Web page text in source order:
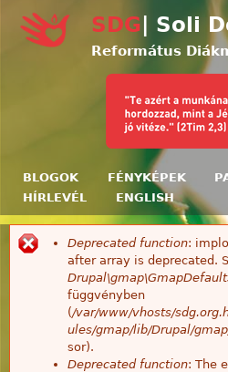
Ugrás a
SDG | Soli
Református
BLOGOK FÉNYKÉPEK
HÍRLEVÉL
ENGLISH
Hibaüzenet
Deprecated function:
after array is deprecated.
függvényben
(/var/www/vhosts/
ules/gmap/lib/Drupal/
sor).
Deprecated function: The